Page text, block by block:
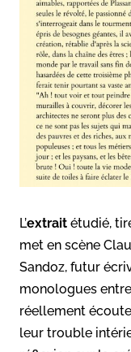
L’extrait étudié,
met en scène
Sandoz, futur
monologues
réellement
leur trouble